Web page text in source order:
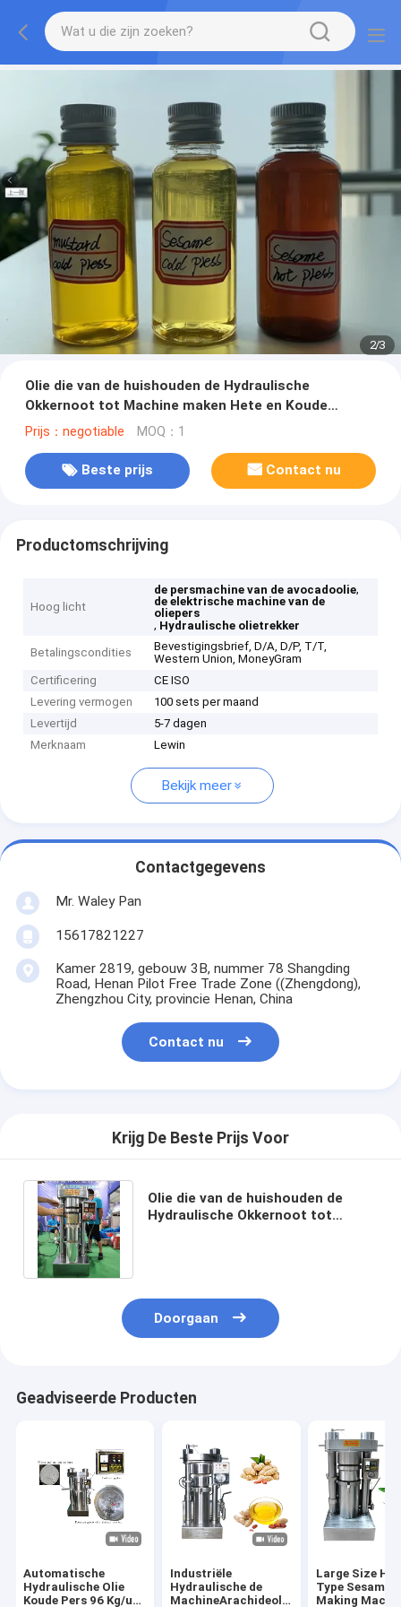
2/3
Olie die van de huishouden de Hydraulische
Okkernoot tot Machine maken Hete en Koude
Presser
Prijs：negotiable MOQ：1
Beste prijs Contact nu
Productomschrijving
Hoog licht
de persmachine van de avocadoolie,
de elektrische machine van de
oliepers
, Hydraulische olietrekker
Betalingscondities
Bevestigingsbrief, D/A, D/P, T/T,
Western Union, MoneyGram
Certificering
CE ISO
Levering vermogen
100 sets per maand
Levertijd
5-7 dagen
Merknaam
Lewin
Bekijk meer
Contactgegevens
Mr. Waley Pan
15617821227
Kamer 2819, gebouw 3B, nummer 78 Shangding
Road, Henan Pilot Free Trade Zone ((Zhengdong),
Zhengzhou City, provincie Henan, China
Contact nu
Krijg De Beste Prijs Voor
Olie die van de huishouden de
Hydraulische Okkernoot tot
Doorgaan
Geadviseerde Producten
Automatische
Hydraulische Olie
Koude Pers 96 Kg/u-
Industriële
Hydraulische de
MachineArachideolie
Large Size
Type Sesame
Making